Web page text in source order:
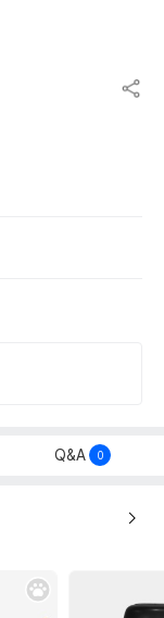
Q&A 0